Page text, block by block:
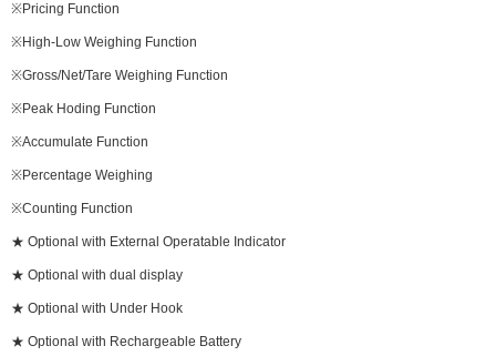
※Pricing Function
※High-Low Weighing Function
※Gross/Net/Tare Weighing Function
※Peak Hoding Function
※Accumulate Function
※Percentage Weighing
※Counting Function
★ Optional with External Operatable Indicator
★ Optional with dual display
★ Optional with Under Hook
★ Optional with Rechargeable Battery